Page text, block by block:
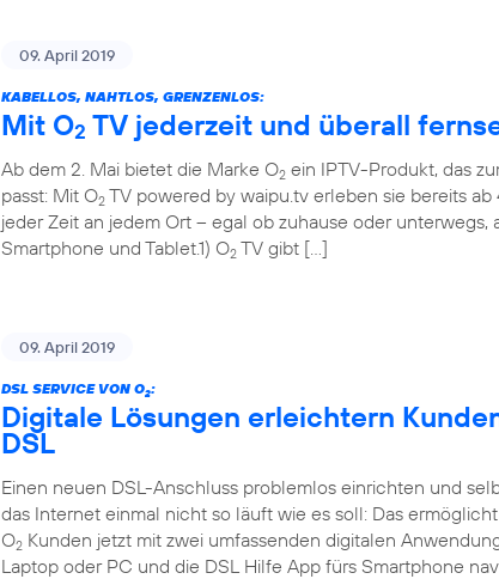
09. April 2019
KABELLOS, NAHTLOS, GRENZENLOS:
Mit O2 TV jederzeit und überall
Ab dem 2. Mai bietet die Marke O2 ein IPTV-Produkt, das
passt: Mit O2 TV powered by waipu.tv erleben sie bereits ab
jeder Zeit an jedem Ort – egal ob zuhause oder unterwegs,
Smartphone und Tablet.1) O2 TV gibt […]
09. April 2019
DSL SERVICE VON O2:
Digitale Lösungen erleichtern
DSL
Einen neuen DSL-Anschluss problemlos einrichten und
das Internet einmal nicht so läuft wie es soll: Das
O2 Kunden jetzt mit zwei umfassenden digitalen
Laptop oder PC und die DSL Hilfe App fürs Smartphone